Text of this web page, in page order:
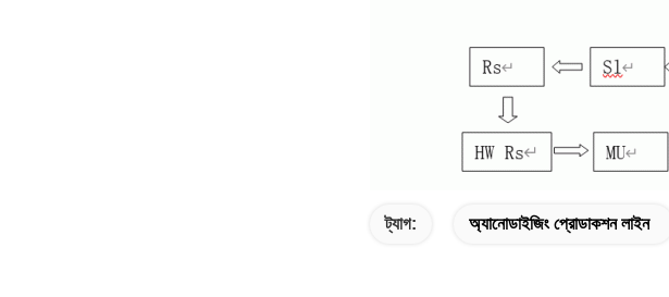
ট্যাগ: অ্যানোডাইজিং প্রোডাকশন লাইন